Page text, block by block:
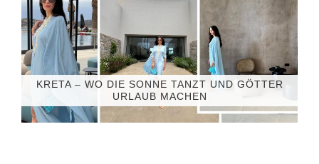
KRETA – WO DIE SONNE TANZT UND GÖTTER
URLAUB MACHEN